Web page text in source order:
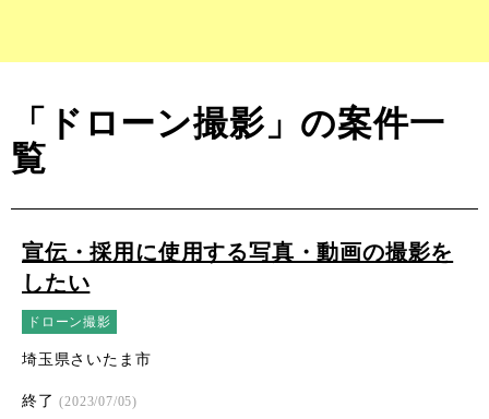
「ドローン撮影」の案件一
覧
宣伝・採用に使用する写真・動画の撮影を
したい
ドローン撮影
埼玉県さいたま市
終了(2023/07/05)